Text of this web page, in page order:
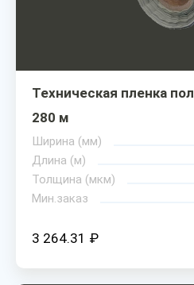
Техническая пленка
280 м
Ширина (мм)
Длина (м)
Толщина (мкм)
Мин.заказ
3 264.31 ₽